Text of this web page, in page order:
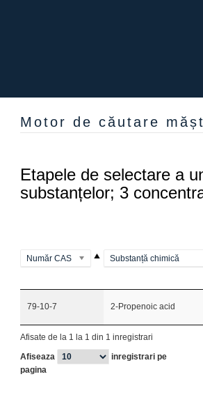
Motor de căutare
Etapele de selectare a
substanțelor; 3
Număr CAS Substanță chimică
79-10-7 2-Propenoic acid
Afisate de la 1 la 1 din 1 inregistrari
Afiseaza
inregistrari pe
pagina